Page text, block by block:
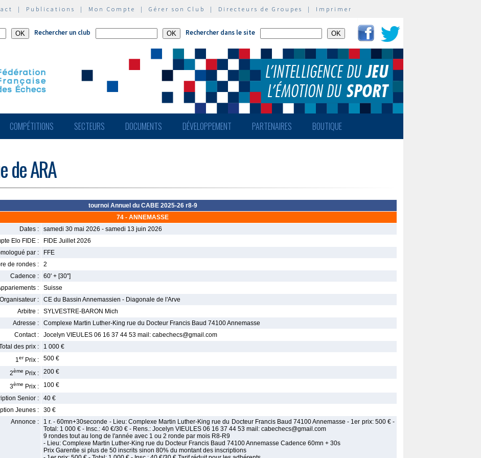
| Publications | Mon Compte | Gérer son Club | Directeurs de Groupes | Imprimer
Rechercher un club Rechercher dans le site
COMPÉTITIONS SECTEURS DOCUMENTS DÉVELOPPEMENT PARTENAIRES BOUTIQUE
de ARA
tournoi Annuel du CABE 2025-26 r8-9
74 - ANNEMASSE
Dates :
samedi 30 mai 2026 - samedi 13 juin 2026
Elo FIDE :
FIDE Juillet 2026
par :
FFE
de rondes :
2
Cadence :
60' + [30'']
:
Suisse
Organisateur :
CE du Bassin Annemassien - Diagonale de l'Arve
Arbitre :
SYLVESTRE-BARON Mich
Adresse :
Complexe Martin Luther-King rue du Docteur Francis Baud 74100 Annemasse
Contact :
Jocelyn VIEULES 06 16 37 44 53 mail: cabechecs@gmail.com
des prix :
1 000 €
1er Prix : 500 €
2ème Prix : 200 €
3ème Prix :
100 €
Senior :
40 €
Jeunes :
30 €
Annonce :
1 r. - 60mn+30seconde - Lieu: Complexe Martin Luther-King rue du Docteur Francis Baud 74100 Annemasse - 1er prix: 500 € -
Total: 1 000 € - Insc.: 40 €/30 € - Rens.: Jocelyn VIEULES 06 16 37 44 53 mail: cabechecs@gmail.com
9 rondes tout au long de l'année avec 1 ou 2 ronde par mois R8-R9
- Lieu: Complexe Martin Luther-King rue du Docteur Francis Baud 74100 Annemasse Cadence 60mn + 30s
Prix Garentie si plus de 50 inscrits sinon 80% du montant des inscriptions